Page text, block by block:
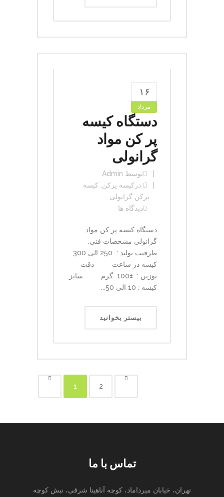
۱۶
مرداد
دستگاه کیسه
پر کن مواد
گرانولی
توسط Admin
در کیسه پرکن کیسه
پرکن گرانولی
دیدگاه ها
دستگاه کیسه پر کن مواد
گرانولی مشخصات فنی:
ظرفیت تولید : 250 الی 300
کیسه در ساعت دقت
توزین : ±100 گرم سایز
کیسه : 10 الی 50...
بیستر بخوانید
1 2
تماس با ما
تهران، خیابان میرداماد، کوچه آناهیتا شرقی، نبش کوچه